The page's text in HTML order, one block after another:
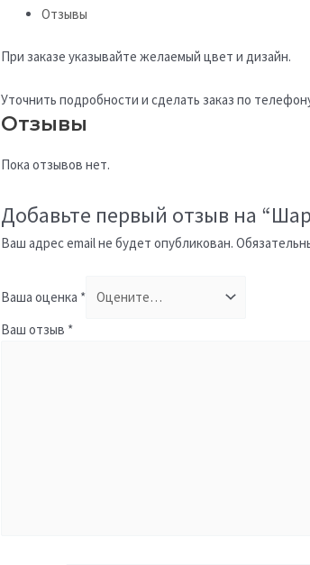
Отзывы
При заказе указывайте желаемый цвет и дизайн.
Уточнить подробности и сделать заказ по
Отзывы
Пока отзывов нет.
Добавьте первый отзыв на
Ваш адрес email не будет опубликован.
Ваша оценка *
Ваш отзыв *